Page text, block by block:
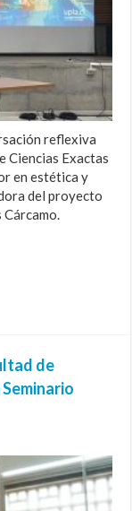
reflexiva
Ciencias Exactas
en estética y
del proyecto
de